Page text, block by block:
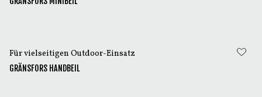
Für vielseitigen Outdoor-Einsatz
GRÄNSFORS HANDBEIL